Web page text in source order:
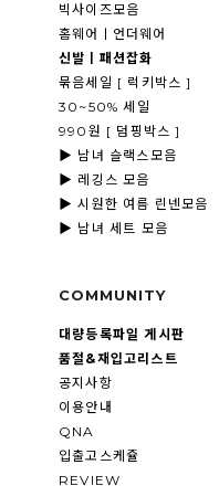
빅사이즈모음
홈웨어ㅣ언더웨어
신발ㅣ패션잡화
묶음세일 [ 럭키박스 ]
30~50% 세일
990원 [ 덤핑박스 ]
▶ 남녀 슬랙스모음
▶ 레깅스 모음
▶ 시원한 여름 린넨모음
▶ 남녀 세트 모음
COMMUNITY
대량등록파일 게시판
품절&재입고리스트
공지사항
이용안내
QNA
입출고스케쥴
REVIEW